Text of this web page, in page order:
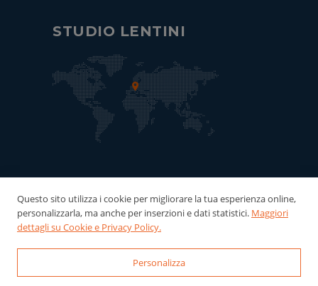
STUDIO LENTINI
© 2022-2026 Studio Lentini - P.Iva:
Questo sito utilizza i cookie per migliorare la tua esperienza online,
personalizzarla, ma anche per inserzioni e dati statistici. Maggiori
dettagli su Cookie e Privacy Policy.
Personalizza